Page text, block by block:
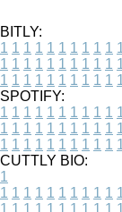
BITLY:
1 1 1 1 1 1 1 1 1 1
1 1 1 1 1 1 1 1 1 1
1 1 1 1 1 1 1 1 1 1
SPOTIFY:
1 1 1 1 1 1 1 1 1 1
1 1 1 1 1 1 1 1 1 1
1 1 1 1 1 1 1 1 1 1
CUTTLY BIO:
1
1 1 1 1 1 1 1 1 1 1
1 1 1 1 1 1 1 1 1 1